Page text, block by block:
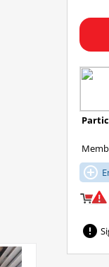

